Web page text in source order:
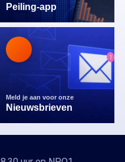
Peiling-app
Meld je aan voor onze
Nieuwsbrieven